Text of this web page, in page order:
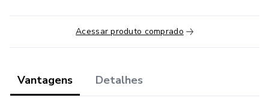
Retorno e evolutiva!Acessar produto comprado
Vantagens Detalhes